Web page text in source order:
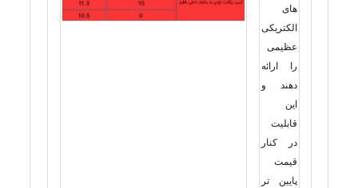
های
الکتریکی
عظیمی
را ارائه
دهند و
این
قابلیت
در کنار
قیمت
پایین تر